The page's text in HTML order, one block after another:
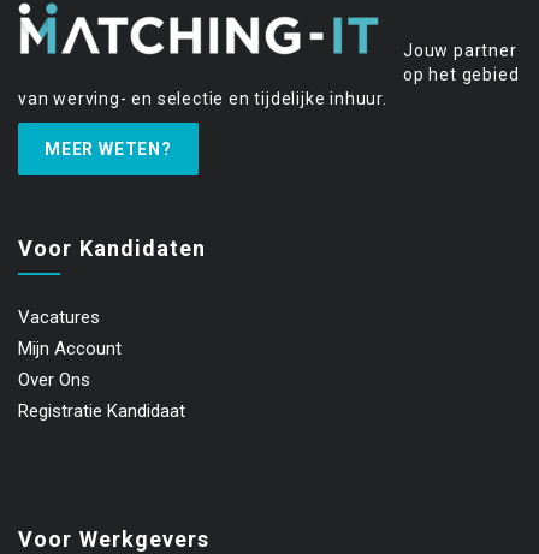
Jouw partner
op het gebied
van werving- en selectie en tijdelijke inhuur.
MEER WETEN?
Voor Kandidaten
Vacatures
Mijn Account
Over Ons
Registratie Kandidaat
Voor Werkgevers